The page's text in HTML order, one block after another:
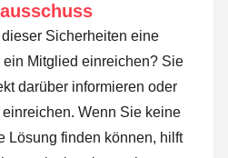
Sicherheiten eine
ein Mitglied einreichen? Sie
darüber informieren oder
. Wenn Sie keine
Lösung finden können, hilft